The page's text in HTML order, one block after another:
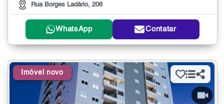
Rua Borges Ladário, 206
WhatsApp Contatar
Imóvel novo